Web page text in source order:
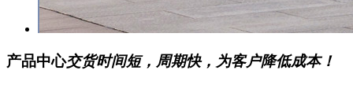
产品中心交货时间短，周期快，为客户降低成本！